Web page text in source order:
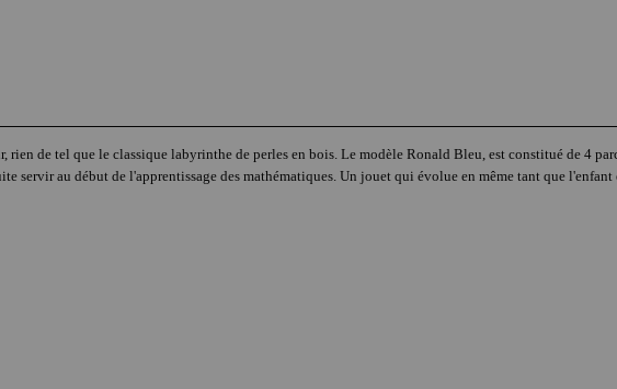
de tel que le classique labyrinthe de perles en bois. Le modèle Ronald Bleu, est constitué de 4
servir au début de l'apprentissage des mathématiques. Un jouet qui évolue en même tant que